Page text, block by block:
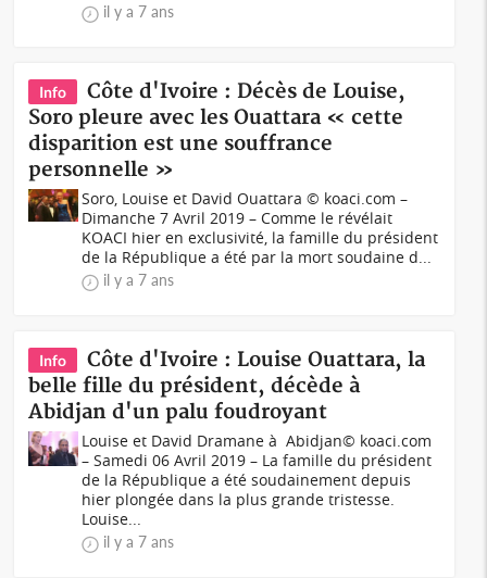
il y a 7 ans
Info
Côte d'Ivoire : Décès de Louise,
Soro pleure avec les Ouattara « cette
disparition est une souffrance
personnelle »
Soro, Louise et David Ouattara © koaci.com –
Dimanche 7 Avril 2019 – Comme le révélait
KOACI hier en exclusivité, la famille du président
de la République a été par la mort soudaine d...
il y a 7 ans
Info
Côte d'Ivoire : Louise Ouattara, la
belle fille du président, décède à
Abidjan d'un palu foudroyant
Louise et David Dramane à Abidjan© koaci.com
– Samedi 06 Avril 2019 – La famille du président
de la République a été soudainement depuis
hier plongée dans la plus grande tristesse.
Louise...
il y a 7 ans